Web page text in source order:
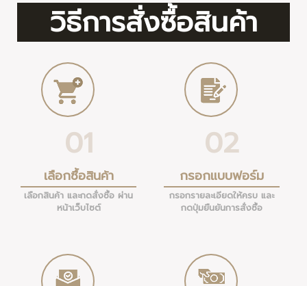
วิธีการสั่งซื้อสินค้า
01
เลือกซื้อสินค้า
เลือกสินค้า และกดสั่งซื้อ ผ่าน
หน้าเว็บไซต์
02
กรอกแบบฟอร์ม
กรอกรายละเอียดให้ครบ และ
กดปุ่มยืนยันการสั่งซื้อ